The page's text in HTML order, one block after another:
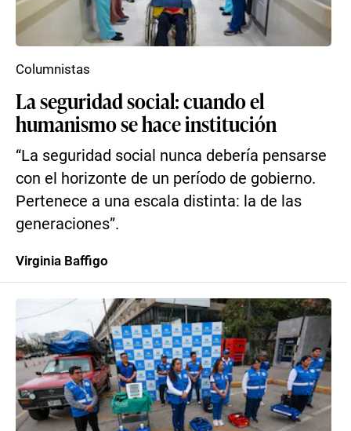
La seguridad social: cuando el
humanismo se hace institución
“La seguridad social nunca debería pensarse
con el horizonte de un período de gobierno.
Pertenece a una escala distinta: la de las
generaciones”.
Columnistas
Virginia Baffigo